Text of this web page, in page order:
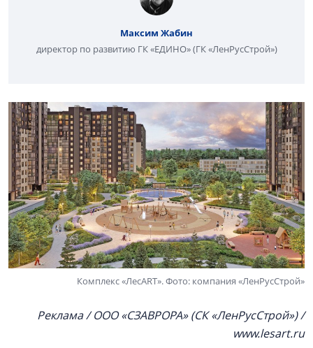
Максим Жабин
директор по развитию ГК «ЕДИНО» (ГК «ЛенРусСтрой»)
Комплекс «ЛесART». Фото: компания «ЛенРусСтрой»
Реклама / ООО «СЗАВРОРА» (СК «ЛенРусСтрой») /
www.lesart.ru